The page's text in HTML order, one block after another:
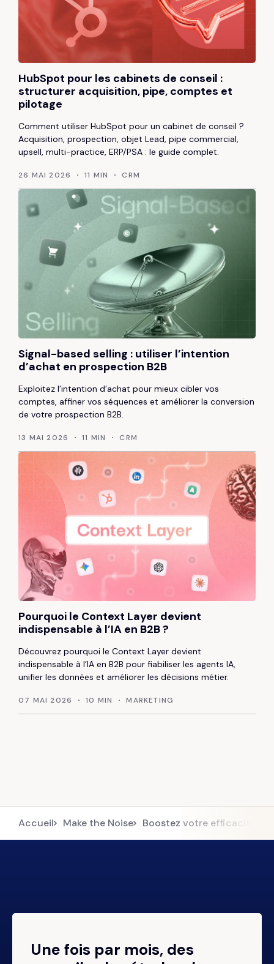
HubSpot pour les cabinets de conseil :
structurer acquisition, pipe, comptes et
pilotage
Comment utiliser HubSpot pour un cabinet de conseil ?
Acquisition, prospection, objet Lead, pipe commercial,
upsell, multi-practice, ERP/PSA : le guide complet.
26 MAI 2026 11 MIN CRM
Signal-based selling : utiliser l’intention
d’achat en prospection B2B
Exploitez l’intention d’achat pour mieux cibler vos
comptes, affiner vos séquences et améliorer la conversion
de votre prospection B2B.
13 MAI 2026 11 MIN CRM
Pourquoi le Context Layer devient
indispensable à l’IA en B2B ?
Découvrez pourquoi le Context Layer devient
indispensable à l’IA en B2B pour fiabiliser les agents IA,
unifier les données et améliorer les décisions métier.
07 MAI 2026 10 MIN MARKETING
Accueil Make the Noise Boostez votre efficacité
Une fois par mois, des